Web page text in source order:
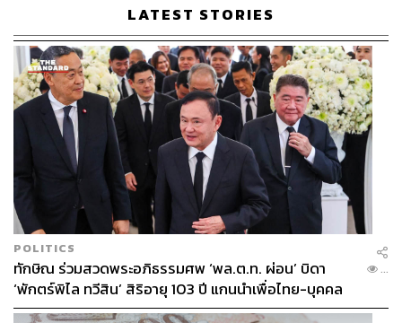
LATEST STORIES
POLITICS
ทักษิณ ร่วมสวดพระอภิธรรมศพ ‘พล.ต.ท. ผ่อน’ บิดา
‘พักตร์พิไล ทวีสิน’ สิริอายุ 103 ปี แกนนำเพื่อไทย-บุคคล
หลากวงการร่วมอาลัย
...